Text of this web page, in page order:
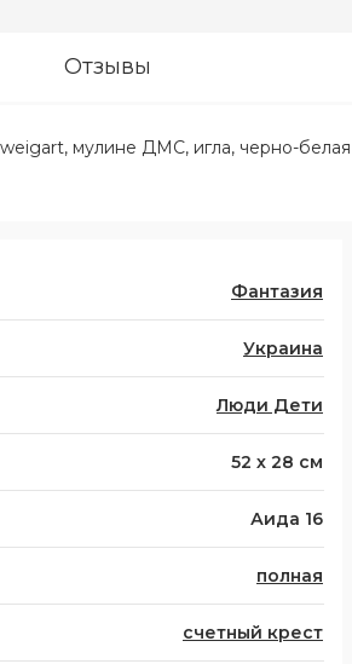
Отзывы
мулине ДМС, игла, черно-
Фантазия
Украина
Люди Дети
52 х 28 см
Аида 16
полная
счетный крест